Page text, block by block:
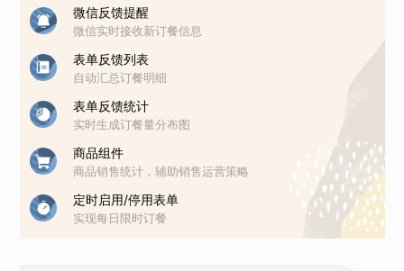
微信反馈提醒
微信实时接收新订餐信息
表单反馈列表
自动汇总订餐明细
表单反馈统计
实时生成订餐量分布图
商品组件
商品销售统计，辅助销售运营策略
定时启用/停用表单
实现每日限时订餐